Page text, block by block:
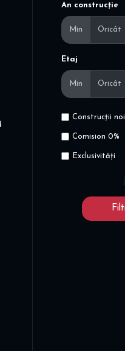
An construcție
Min
Etaj
Min
Construcții noi
Comision 0%
Exclusivități